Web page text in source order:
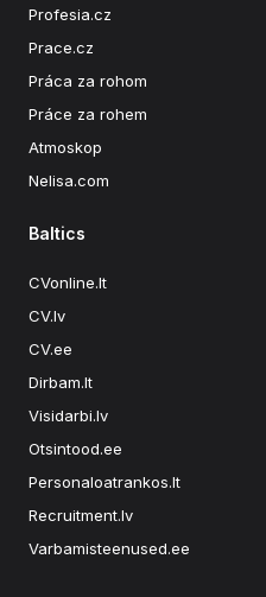
Profesia.cz
Prace.cz
Práca za rohom
Práce za rohem
Atmoskop
Nelisa.com
Baltics
CVonline.lt
CV.lv
CV.ee
Dirbam.lt
Visidarbi.lv
Otsintood.ee
Personaloatrankos.lt
Recruitment.lv
Varbamisteenused.ee